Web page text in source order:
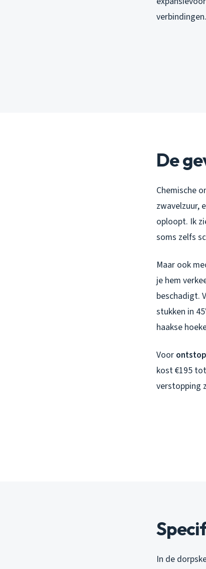
verbindingen.
De
Chemische
zwavelzuur,
oploopt. Ik
soms zelfs
Maar ook
je hem
beschadigt.
stukken in
haakse
Voor
kost €195
verstopping
In de